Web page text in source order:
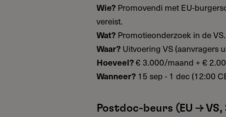
Wie?Promovendi met EU-
vereist.
Wat?Promotieonderzoek in de VS.
Waar?Uitvoering VS (aanvragers
Hoeveel?€ 3.000/maand + €
Wanneer?15 sep - 1 dec (12:00
Postdoc-beurs (EU → VS,